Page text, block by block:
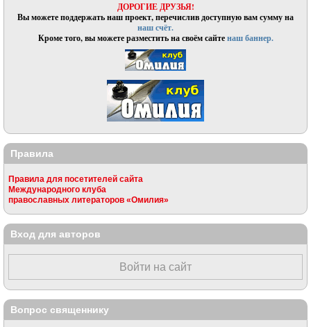
ДОРОГИЕ ДРУЗЬЯ!
Вы можете поддержать наш проект, перечислив доступную вам сумму на
наш счёт.
Кроме того, вы можете разместить на своём сайтенаш баннер.
Правила
Правила для посетителей сайта
Международного клуба
православных литераторов «Омилия»
Вход для авторов
Войти на сайт
Вопрос священнику